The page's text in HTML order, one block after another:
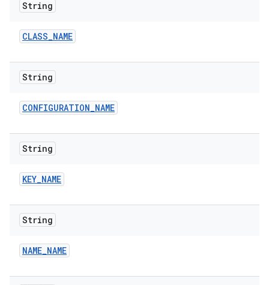
String
CLASS_NAME
String
CONFIGURATION_NAME
String
KEY_NAME
String
NAME_NAME